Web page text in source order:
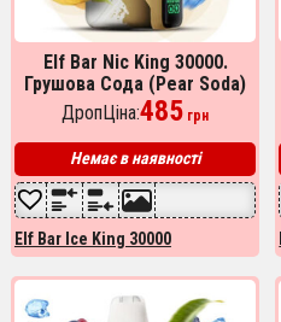
Elf Bar Nic King 30000.
Грушова Сода (Pear Soda)
ДропЦіна:485 грн
Немає в наявності
Elf Bar Ice King 30000